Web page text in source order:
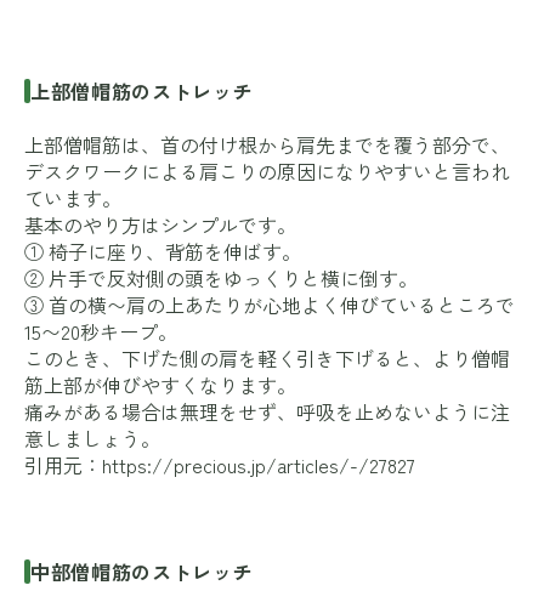
上部僧帽筋のストレッチ
上部僧帽筋は、首の付け根から肩先までを覆う部分で、
デスクワークによる肩こりの原因になりやすいと言われ
ています。
基本のやり方はシンプルです。
① 椅子に座り、背筋を伸ばす。
② 片手で反対側の頭をゆっくりと横に倒す。
③ 首の横〜肩の上あたりが心地よく伸びているところで
15〜20秒キープ。
このとき、下げた側の肩を軽く引き下げると、より僧帽
筋上部が伸びやすくなります。
痛みがある場合は無理をせず、呼吸を止めないように注
意しましょう。
引用元： https://precious.jp/articles/-/27827
中部僧帽筋のストレッチ